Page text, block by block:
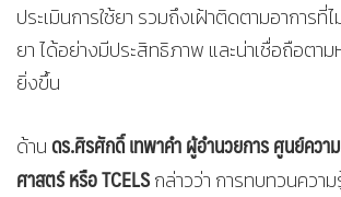
ประเมินการใช้ยา รวมถึงเฝ้าติดตามอาการ
ยา ได้อย่างมีประสิทธิภาพ และน่าเชื่อถือตา
ยิ่งขึ้น
ด้านดร.ศิรศักดิ์ เทพาคำ ผู้อำนวยการ ศูนย์ควา
ศาสตร์ หรือ TCELSกล่าวว่า การทบทวนควา